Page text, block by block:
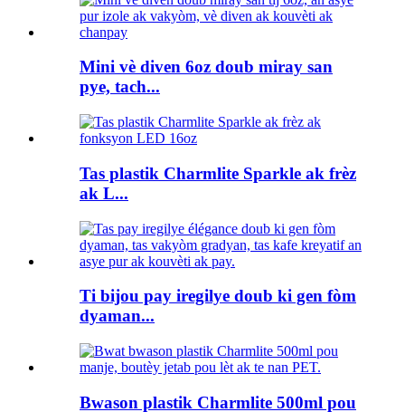
Mini vè diven 6oz doub miray san
pye, tach...
Tas plastik Charmlite Sparkle ak frèz
ak L...
Ti bijou pay iregilye doub ki gen fòm
dyaman...
Bwason plastik Charmlite 500ml pou